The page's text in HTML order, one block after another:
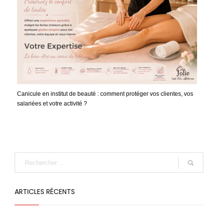
Canicule en institut de beauté : comment protéger vos clientes, vos
salariées et votre activité ?
ARTICLES RÉCENTS